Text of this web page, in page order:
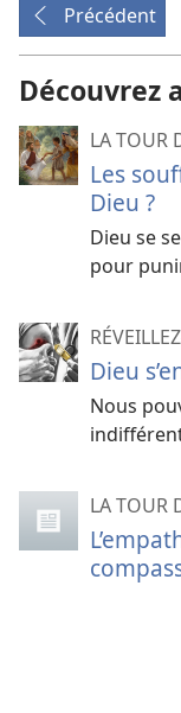
Précédent
Découvrez
LA TOUR
Les
Dieu ?
Dieu se
pour
Dieu
Nous
LA TOUR